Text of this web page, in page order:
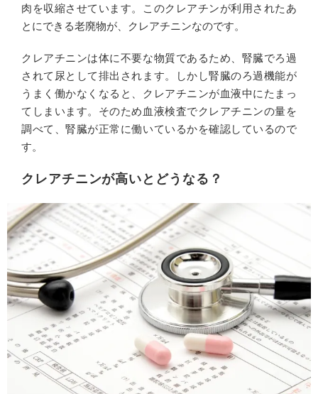
肉を収縮させています。このクレアチンが利用されたあ
とにできる老廃物が、クレアチニンなのです。
クレアチニンは体に不要な物質であるため、腎臓でろ過
されて尿として排出されます。しかし腎臓のろ過機能が
うまく働かなくなると、クレアチニンが血液中にたまっ
てしまいます。そのため血液検査でクレアチニンの量を
調べて、腎臓が正常に働いているかを確認しているので
す。
クレアチニンが高いとどうなる？